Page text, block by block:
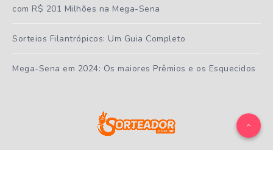
com R$ 201 Milhões na Mega-Sena
Sorteios Filantrópicos: Um Guia Completo
Mega-Sena em 2024: Os maiores Prêmios e os Esquecidos